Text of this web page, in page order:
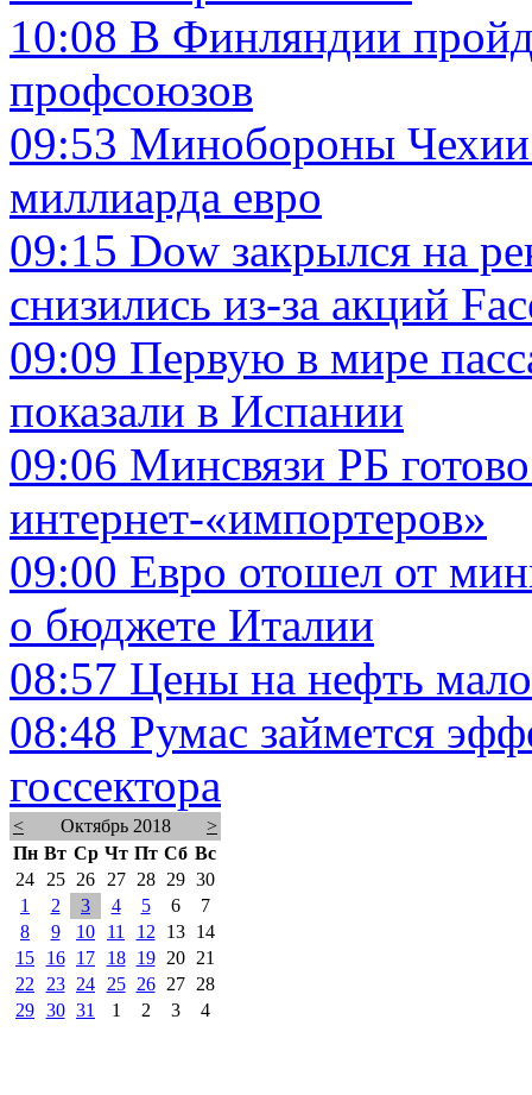
10:08 В Финляндии
профсоюзов
09:53 Минобороны Чехии
миллиарда евро
09:15 Dow закрылся на
снизились из-за акций
09:09 Первую в мире
показали в Испании
09:06 Минсвязи РБ
интернет-«импортеров»
09:00 Евро отошел от
о бюджете Италии
08:57 Цены на нефть
08:48 Румас займется
госсектора
< Октябрь 2018
>
Пн Вт Ср Чт Пт Сб Вс
24
25 26 27 28 29 30
1
2 3 4 5 6
7
8
9 10 11 12 13
14
15
16 17 18 19 20
21
22
23 24 25 26 27
28
29 30 31 1 2 3 4